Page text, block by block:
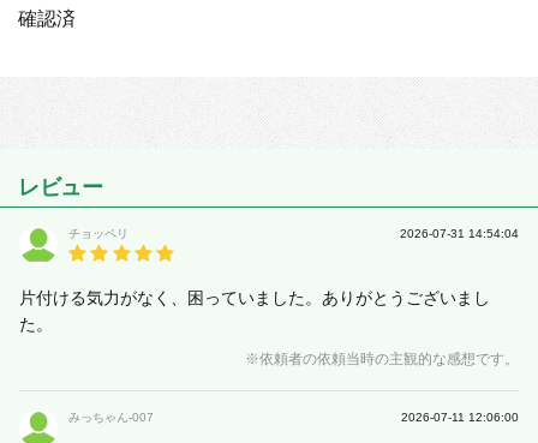
確認済
レビュー
チョッペリ 2026-07-31 14:54:04
片付ける気力がなく、困っていました。ありがとうございまし
た。
※依頼者の依頼当時の主観的な感想です。
みっちゃん-007 2026-07-11 12:06:00